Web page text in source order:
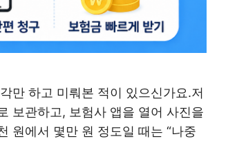
만 하고 미뤄본 적이 있으신가요.저
보관하고, 보험사 앱을 열어 사진을
원에서 몇만 원 정도일 때는 “나중